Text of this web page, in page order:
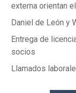
externa orientan
Daniel de León y
Entrega de
socios
Llamados